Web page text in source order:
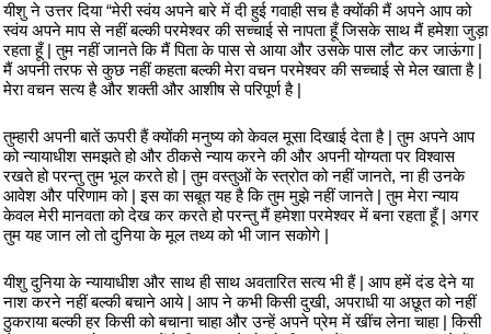
यीशु ने उत्तर दिया “मेरी स्वंय अपने बारे में दी हुई गवाही सच है क्योंकी मैं अपने आप को
स्वंय अपने माप से नहीं बल्की परमेश्वर की सच्चाई से नापता हूँ जिसके साथ मैं हमेशा जुड़ा
रहता हूँ | तुम नहीं जानते कि मैं पिता के पास से आया और उसके पास लौट कर जाऊंगा |
मैं अपनी तरफ से कुछ नहीं कहता बल्की मेरा वचन परमेश्वर की सच्चाई से मेल खाता है |
मेरा वचन सत्य है और शक्ती और आशीष से परिपूर्ण है |
तुम्हारी अपनी बातें ऊपरी हैं क्योंकी मनुष्य को केवल मूसा दिखाई देता है | तुम अपने आप
को न्यायाधीश समझते हो और ठीकसे न्याय करने की और अपनी योग्यता पर विश्वास
रखते हो परन्तु तुम भूल करते हो | तुम वस्तुओं के स्त्रोत को नहीं जानते, ना ही उनके
आवेश और परिणाम को | इस का सबूत यह है कि तुम मुझे नहीं जानते | तुम मेरा न्याय
केवल मेरी मानवता को देख कर करते हो परन्तु मैं हमेशा परमेश्वर में बना रहता हूँ | अगर
तुम यह जान लो तो दुनिया के मूल तथ्य को भी जान सकोगे |
यीशु दुनिया के न्यायाधीश और साथ ही साथ अवतारित सत्य भी हैं | आप हमें दंड देने या
नाश करने नहीं बल्की बचाने आये | आप ने कभी किसी दुखी, अपराधी या अछूत को नहीं
ठुकराया बल्की हर किसी को बचाना चाहा और उन्हें अपने प्रेम में खींच लेना चाहा | किसी